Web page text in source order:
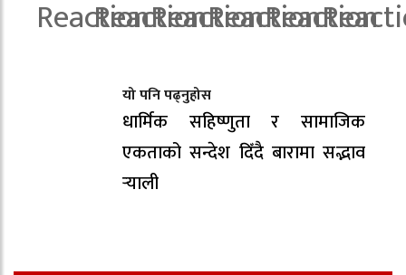
यो पनि पढ्नुहोस
धार्मिक सहिष्णुता र सामाजिक
एकताको सन्देश दिँदै बारामा सद्भाव
र्‍याली